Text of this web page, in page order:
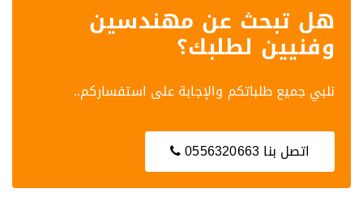
هل تبحث عن مهندسين
وفنيين لطلبك؟
نلبي جميع طلباتكم والإجابة على استفساركم..
اتصل بنا 0556320663